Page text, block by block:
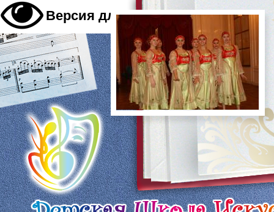
Версия для слабовидящих A A A